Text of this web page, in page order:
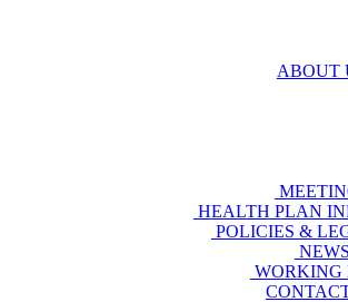
ABOUT
HEALTH PLAN
POLICIES &
NEWS
WORKING